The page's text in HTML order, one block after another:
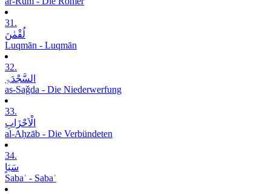
31.
لُقْمٰنَ
Luqmān - Luqmān
32.
السَّجْدَۃِ
as-Saǧda - Die Niederwerfung
33.
الْاَحْزَابِ
al-Aḥzāb - Die Verbündeten
34.
سَبَاٍ
Sabaʾ - Sabaʾ